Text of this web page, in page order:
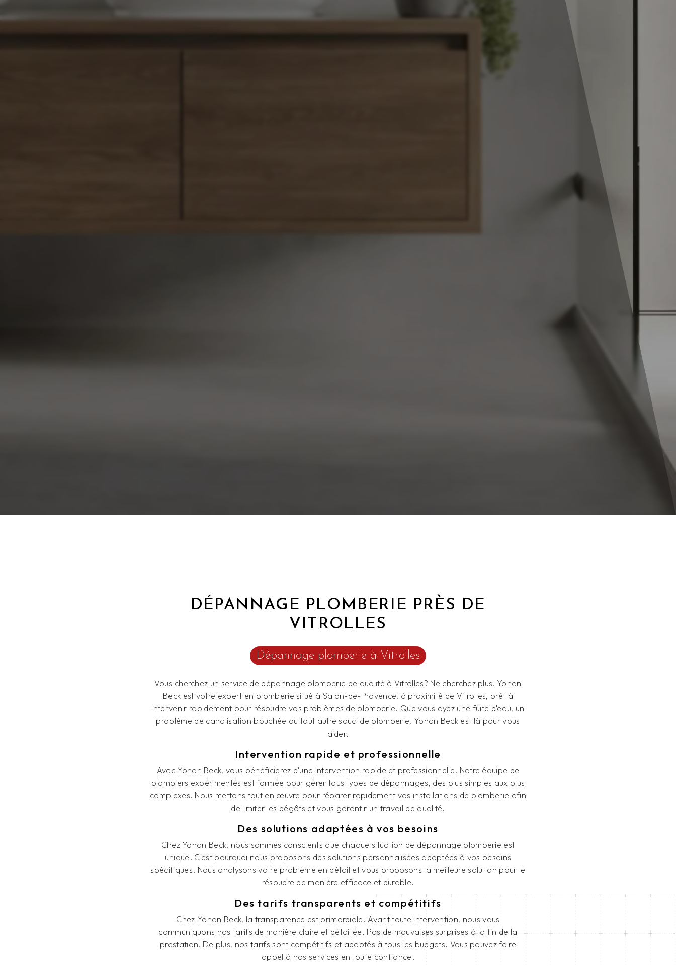
DÉPANNAGE PLOMBERIE PRÈS DE
VITROLLES
Dépannage plomberie à Vitrolles
Vous cherchez un service de dépannage plomberie de qualité à Vitrolles? Ne cherchez plus! Yohan
Beck est votre expert en plomberie situé à Salon-de-Provence, à proximité de Vitrolles, prêt à
intervenir rapidement pour résoudre vos problèmes de plomberie. Que vous ayez une fuite d'eau, un
problème de canalisation bouchée ou tout autre souci de plomberie, Yohan Beck est là pour vous
aider.
Intervention rapide et professionnelle
Avec Yohan Beck, vous bénéficierez d'une intervention rapide et professionnelle. Notre équipe de
plombiers expérimentés est formée pour gérer tous types de dépannages, des plus simples aux plus
complexes. Nous mettons tout en œuvre pour réparer rapidement vos installations de plomberie afin
de limiter les dégâts et vous garantir un travail de qualité.
Des solutions adaptées à vos besoins
Chez Yohan Beck, nous sommes conscients que chaque situation de dépannage plomberie est
unique. C'est pourquoi nous proposons des solutions personnalisées adaptées à vos besoins
spécifiques. Nous analysons votre problème en détail et vous proposons la meilleure solution pour le
résoudre de manière efficace et durable.
Des tarifs transparents et compétitifs
Chez Yohan Beck, la transparence est primordiale. Avant toute intervention, nous vous
communiquons nos tarifs de manière claire et détaillée. Pas de mauvaises surprises à la fin de la
prestation! De plus, nos tarifs sont compétitifs et adaptés à tous les budgets. Vous pouvez faire
appel à nos services en toute confiance.